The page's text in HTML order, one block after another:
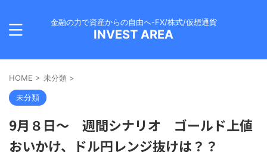
金融の力で資産からの自由へ-FX/株式/仮想通貨
INVEST AREA
HOME > 未分類 >
未分類
9月８日～ 週間シナリオ ゴールド上値
おいかけ、ドル円レンジ抜けは？？